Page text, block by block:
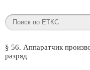
§ 56. Аппаратчик
разряд